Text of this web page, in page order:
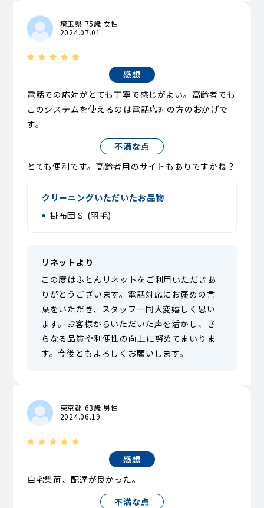
埼玉県 75歳 女性
2024.07.01
感想
電話での応対がとても丁寧で感じがよい。高齢者でも
このシステムを使えるのは電話応対の方のおかげで
す。
不満な点
とても便利です。高齢者用のサイトもありですかね？
クリーニングいただいたお品物
掛布団Ｓ (羽毛)
リネットより
この度はふとんリネットをご利用いただきあ
りがとうございます。電話対応にお褒めの言
葉をいただき、スタッフ一同大変嬉しく思い
ます。お客様からいただいた声を活かし、さ
らなる品質や利便性の向上に努めてまいりま
す。今後ともよろしくお願いします。
東京都 63歳 男性
2024.06.19
感想
自宅集荷、配達が良かった。
不満な点